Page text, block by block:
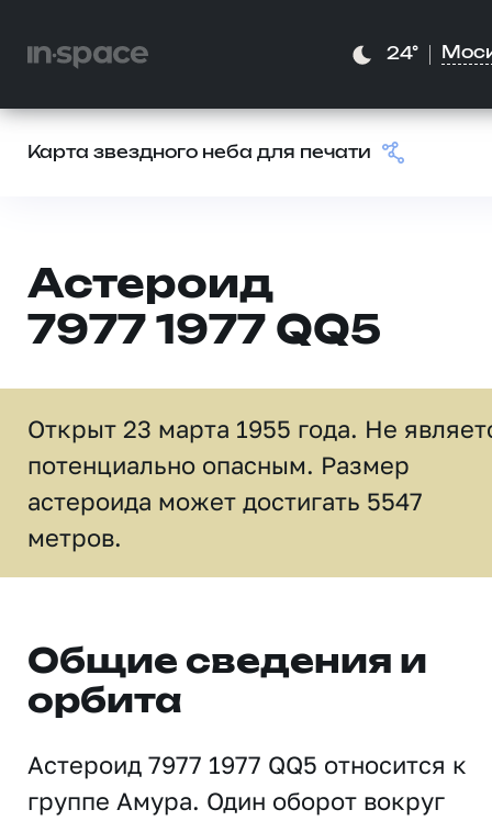
24°
Карта звездного неба для печати
Астероид
7977 1977 QQ5
Открыт 23 марта 1955 года. Не
потенциально опасным. Размер
астероида может достигать 5547
метров.
Общие сведения и
орбита
Астероид 7977 1977 QQ5 относится к
группе Амура. Один оборот вокруг